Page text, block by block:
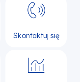
Skontaktuj się